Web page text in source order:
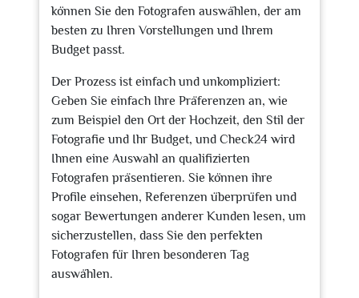
können Sie den Fotografen auswählen, der am
besten zu Ihren Vorstellungen und Ihrem
Budget passt.
Der Prozess ist einfach und unkompliziert:
Geben Sie einfach Ihre Präferenzen an, wie
zum Beispiel den Ort der Hochzeit, den Stil der
Fotografie und Ihr Budget, und Check24 wird
Ihnen eine Auswahl an qualifizierten
Fotografen präsentieren. Sie können ihre
Profile einsehen, Referenzen überprüfen und
sogar Bewertungen anderer Kunden lesen, um
sicherzustellen, dass Sie den perfekten
Fotografen für Ihren besonderen Tag
auswählen.